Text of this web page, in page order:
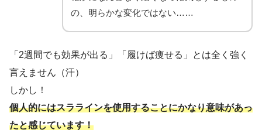
の、明らかな変化ではない……
「2週間でも効果が出る」「履けば痩せる」とは全く強く
言えません（汗）
しかし！
個人的にはスララインを使用することにかなり意味があっ
たと感じています！